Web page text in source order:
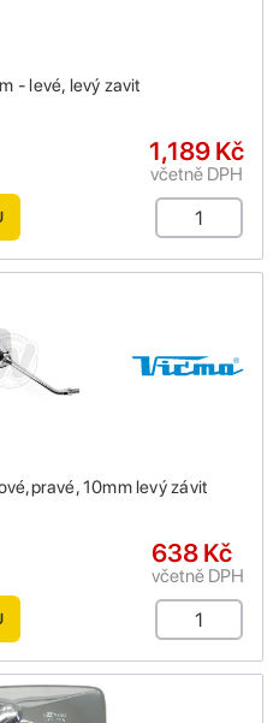
- levé, levý zavit
1,189 Kč
včetně DPH
10mm levý závit
638 Kč
včetně DPH